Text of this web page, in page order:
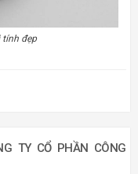
tính đẹp
TY CỔ PHẦN CÔNG